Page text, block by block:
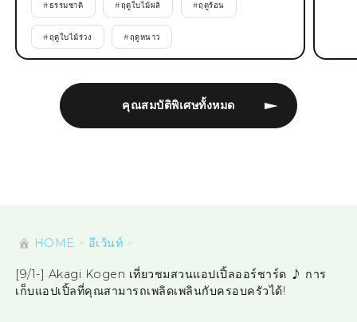
คุณสมบัติพิเศษทั้งหมด
#ธรรมชาติ #ฤดูใบไม้ผลิ #ฤดูร้อน
#ฤดูใบไม้ร่วง #ฤดูหนาว
HOME อีเว้นท์
[9/1-] Akagi Kogen เที่ยวชมสวนแอปเปิ้ลออร์ชาร์ด ♪ การ
เก็บแอปเปิ้ลที่คุณสามารถเพลิดเพลินกับครอบครัวได้!